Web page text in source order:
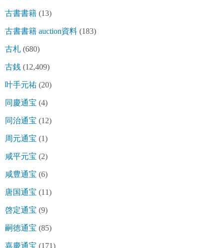
古書書籍 (13)
古書書籍 auction資料 (183)
古札 (680)
古銭 (12,409)
叶手元祐 (20)
同慶通宝 (4)
同治通宝 (12)
周元通宝 (1)
咸平元宝 (2)
咸豊通宝 (6)
唐国通宝 (11)
啓定通宝 (9)
嗣徳通宝 (85)
嘉慶通宝 (171)